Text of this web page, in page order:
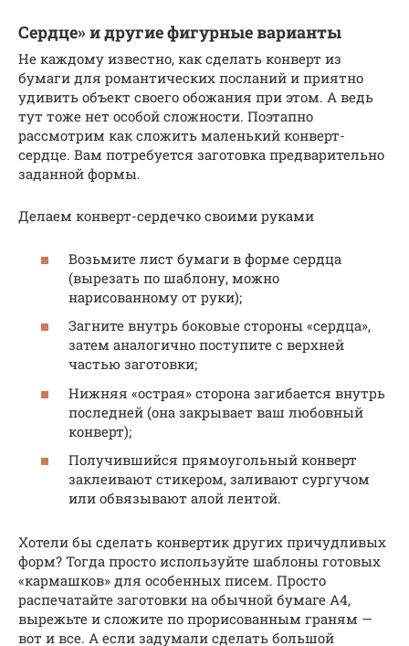
Сердце» и другие фигурные варианты
Не каждому известно, как сделать конверт из
бумаги для романтических посланий и приятно
удивить объект своего обожания при этом. А ведь
тут тоже нет особой сложности. Поэтапно
рассмотрим как сложить маленький конверт-
сердце. Вам потребуется заготовка предварительно
заданной формы.
Делаем конверт-сердечко своими руками
Возьмите лист бумаги в форме сердца
(вырезать по шаблону, можно
нарисованному от руки);
Загните внутрь боковые стороны «сердца»,
затем аналогично поступите с верхней
частью заготовки;
Нижняя «острая» сторона загибается внутрь
последней (она закрывает ваш любовный
конверт);
Получившийся прямоугольный конверт
заклеивают стикером, заливают сургучом
или обвязывают алой лентой.
Хотели бы сделать конвертик других причудливых
форм? Тогда просто используйте шаблоны готовых
«кармашков» для особенных писем. Просто
распечатайте заготовки на обычной бумаге А4,
вырежьте и сложите по прорисованным граням —
вот и все. А если задумали сделать большой